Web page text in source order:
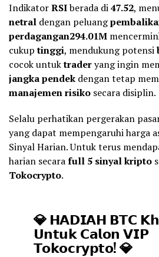
IndikatorRSIberada di47.52,
netral dengan peluang
perdagangan294.01M
cukuptinggi, mendukung potensi
cocok untuktraderyang ingin
jangka pendek dengan tetap
manajemen risiko secara disiplin.
Selalu perhatikan pergerakan
yang dapat mempengaruhi harga
Sinyal Harian. Untuk terus
harian secarafull 5 sinyalkripto
Tokocrypto.
💎 𝗛𝗔𝗗𝗜𝗔𝗛 𝗕𝗧𝗖
𝗨𝗻𝘁𝘂𝗸 𝗖𝗮𝗹𝗼𝗻 𝗩𝗜𝗣
𝗧𝗼𝗸𝗼𝗰𝗿𝘆𝗽𝘁𝗼! 💎